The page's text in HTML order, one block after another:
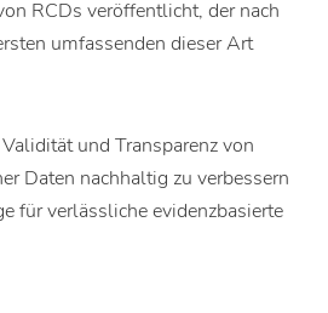
RCDs veröffentlicht, der nach
umfassenden dieser Art
und Transparenz von
Daten nachhaltig zu verbessern
für verlässliche evidenzbasierte